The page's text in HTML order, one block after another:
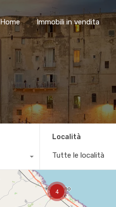
Home Immobili in vendita
Località
Tutte le località
4